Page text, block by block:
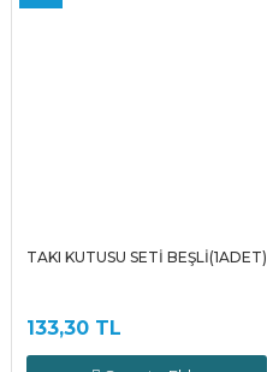
TAKI KUTUSU SETİ BEŞLİ(1ADET)
133,30 TL